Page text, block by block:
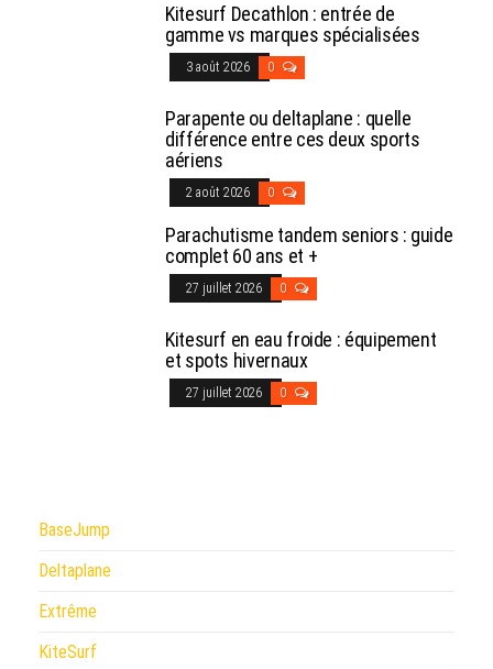
Kitesurf Decathlon : entrée de
gamme vs marques spécialisées
3 août 2026 0
Parapente ou deltaplane : quelle
différence entre ces deux sports
aériens
2 août 2026 0
Parachutisme tandem seniors : guide
complet 60 ans et +
27 juillet 2026 0
Kitesurf en eau froide : équipement
et spots hivernaux
27 juillet 2026 0
BaseJump
Deltaplane
Extrême
KiteSurf